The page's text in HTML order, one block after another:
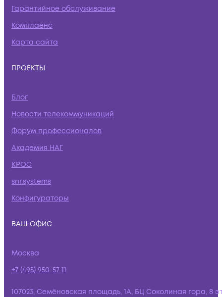
Гарантийное обслуживание
Комплаенс
Карта сайта
ПРОЕКТЫ
Блог
Новости телекоммуникаций
Форум профессионалов
Академия НАГ
КРОС
snr.systems
Конфигураторы
ВАШ ОФИС
Москва
+7 (495) 950-57-11
107023, Семёновская площадь, 1А, БЦ Соколиная гора, 8